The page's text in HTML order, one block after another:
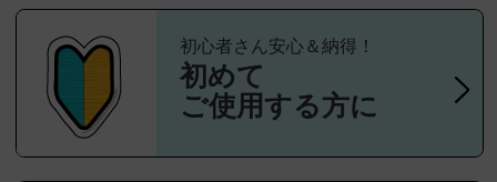
初心者さん安心＆納得！
初めて
ご使用する方に